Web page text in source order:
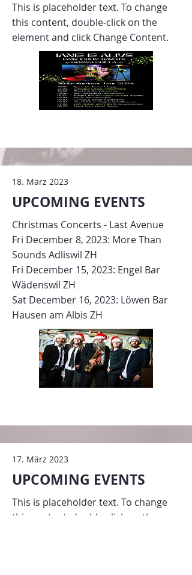
This is placeholder text. To change
this content, double-click on the
element and click Change Content.
18. März 2023
UPCOMING EVENTS
Christmas Concerts - Last Avenue
Fri December 8, 2023: More Than
Sounds Adliswil ZH
Fri December 15, 2023: Engel Bar
Wädenswil ZH
Sat December 16, 2023: Löwen Bar
Hausen am Albis ZH
17. März 2023
UPCOMING EVENTS
This is placeholder text. To change
this content, double-click on the